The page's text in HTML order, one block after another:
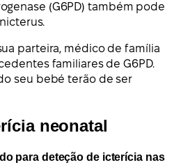
(G6PD) também pode
parteira, médico de família
familiares de G6PD.
seu bebé terão de ser
neonatal
para deteção de icterícia nas